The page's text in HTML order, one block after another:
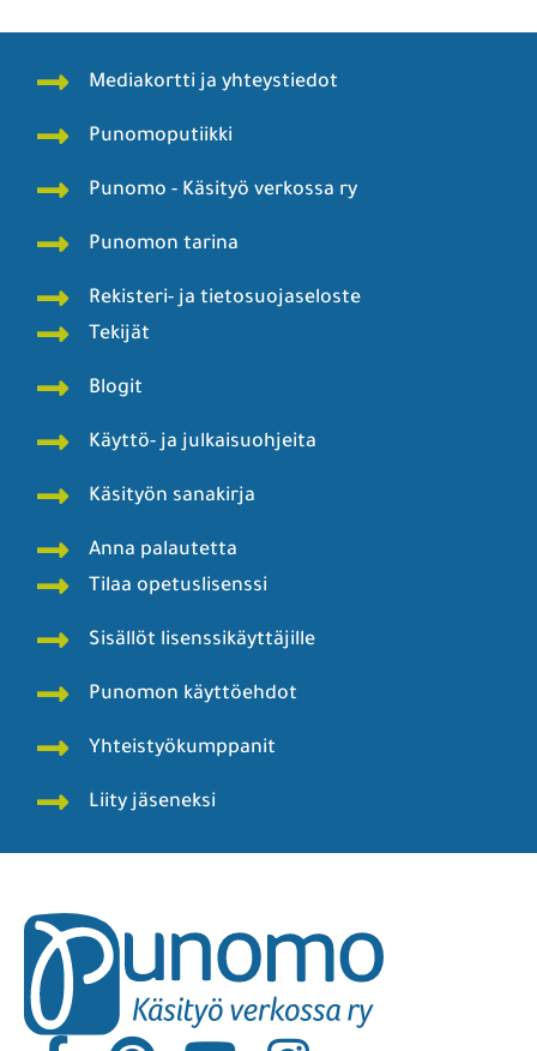
Mediakortti ja yhteystiedot
Punomoputiikki
Punomo - Käsityö verkossa ry
Punomon tarina
Rekisteri- ja tietosuojaseloste
Tekijät
Blogit
Käyttö- ja julkaisuohjeita
Käsityön sanakirja
Anna palautetta
Tilaa opetuslisenssi
Sisällöt lisenssikäyttäjille
Punomon käyttöehdot
Yhteistyökumppanit
Liity jäseneksi